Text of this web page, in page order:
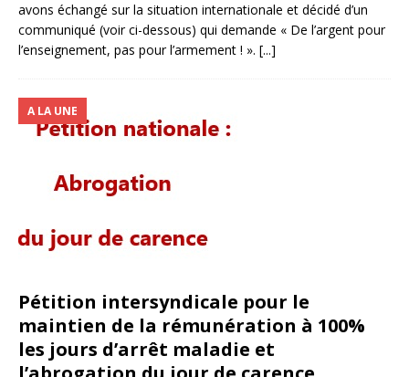
avons échangé sur la situation internationale et décidé d’un
communiqué (voir ci-dessous) qui demande « De l’argent pour
l’enseignement, pas pour l’armement ! ». [...]
Pétition intersyndicale pour le
maintien de la rémunération à 100%
les jours d’arrêt maladie et
A LA UNE